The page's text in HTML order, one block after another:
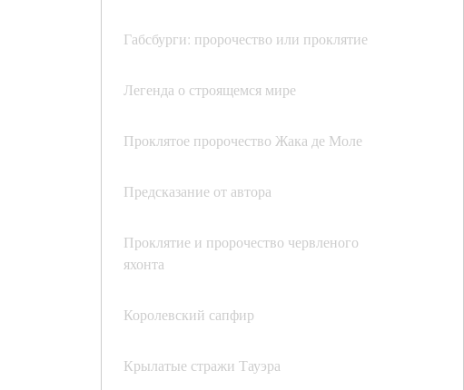
Габсбурги: пророчество или проклятие
Легенда о строящемся мире
Проклятое пророчество Жака де Моле
Предсказание от автора
Проклятие и пророчество червленого
яхонта
Королевский сапфир
Крылатые стражи Тауэра